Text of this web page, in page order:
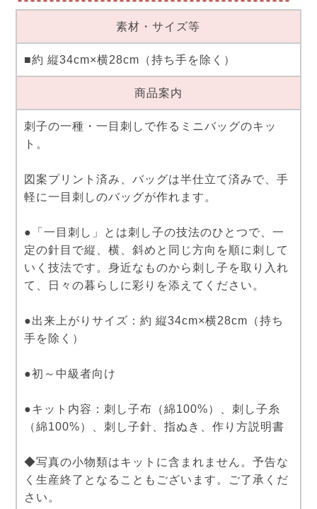
素材・サイズ等
■約 縦34cm×横28cm（持ち手を除く）
商品案内
刺子の一種・一目刺しで作るミニバッグのキッ
ト。
図案プリント済み、バッグは半仕立て済みで、手
軽に一目刺しのバッグが作れます。
●「一目刺し」とは刺し子の技法のひとつで、一
定の針目で縦、横、斜めと同じ方向を順に刺して
いく技法です。身近なものから刺し子を取り入れ
て、日々の暮らしに彩りを添えてください。
●出来上がりサイズ：約 縦34cm×横28cm（持ち
手を除く）
●初～中級者向け
●キット内容：刺し子布（綿100%）、刺し子糸
（綿100%）、刺し子針、指ぬき、作り方説明書
◆写真の小物類はキットに含まれません。予告な
く生産終了となることもございます。ご了承くだ
さい。